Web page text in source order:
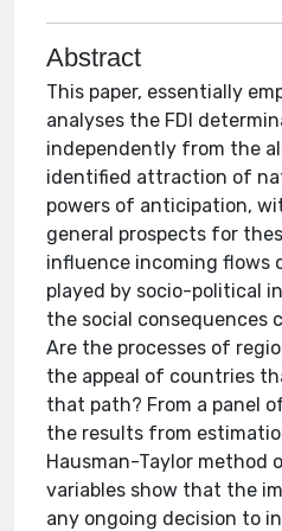
Abstract
This paper, essentially
analyses the FDI
independently from the
identified attraction of
powers of anticipation,
general prospects for
influence incoming flows
played by socio-political
the social consequences
Are the processes of
the appeal of countries
that path? From a panel
the results from
Hausman-Taylor method
variables show that the
any ongoing decision to